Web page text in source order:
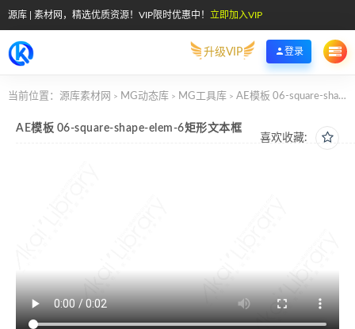
源库 | 素材网，精选优质资源！VIP限时优惠中！ 立即加入VIP
升级VIP 登录
当前位置： 源库素材网 > MG动态库 > MG工具库 > AE模板 06-square-shape-elem-6矩形文本框
喜欢收藏:
AE模板 06-square-shape-elem-6矩形文本框